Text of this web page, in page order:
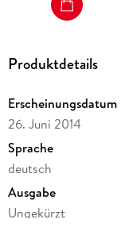
Produktdetails
Erscheinungsdatum
26. Juni 2014
Sprache
deutsch
Ausgabe
Ungekürzt